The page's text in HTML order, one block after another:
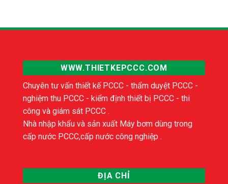
WWW.THIETKEPCCC.COM
Chuyên tư vấn thiết kế PCCC - thẩm duyệt PCCC -
nghiệm thu PCCC - kiểm định thiết bị PCCC - thi
công và giám sát PCCC .
Nhà nhập khẩu và sản xuất Máy bơm dùng trong
cấp nước PCCC,cấp nước công nghiệp .
ĐỊA CHỈ